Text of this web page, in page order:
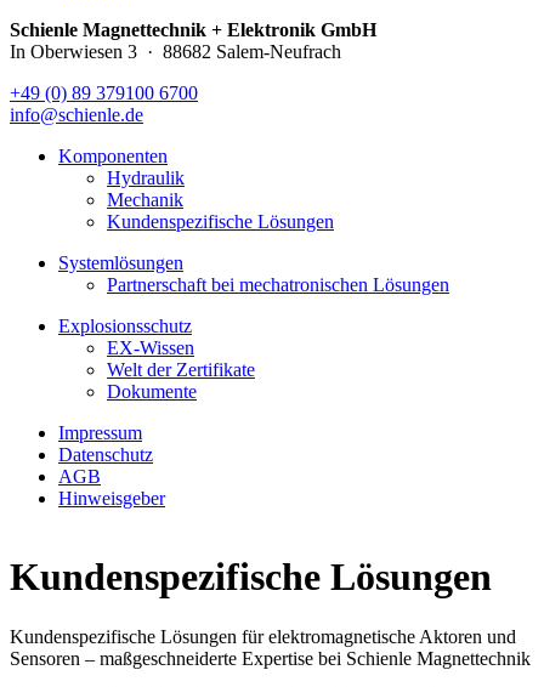
Schienle Magnettechnik + Elektronik GmbH
In Oberwiesen 3 · 88682 Salem-Neufrach
+49 (0) 89 379100 6700
info@schienle.de
Komponenten
Hydraulik
Mechanik
Kundenspezifische Lösungen
Systemlösungen
Partnerschaft bei mechatronischen Lösungen
Explosionsschutz
EX-Wissen
Welt der Zertifikate
Dokumente
Impressum
Datenschutz
AGB
Hinweisgeber
Kundenspezifische Lösungen
Kundenspezifische Lösungen für elektromagnetische Aktoren und
Sensoren – maßgeschneiderte Expertise bei Schienle Magnettechnik